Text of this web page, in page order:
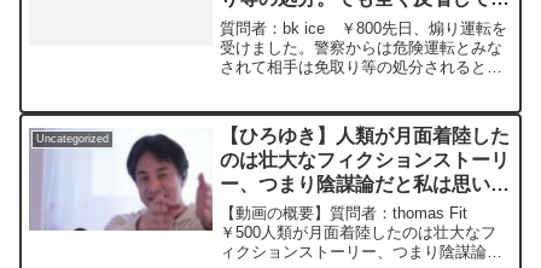
い。金銭的にさらなる制裁を加え
るにはどうしたらいいですか？
ー ひろゆき切り抜き
質問者：bk ice ￥800先日、煽り運転を
受けました。警察からは危険運転とみな
されて相手は免取り等の処分されると言
いませんでした。金銭的にさらなる制裁
を加えるにはど...
Uncategorized
【ひろゆき】人類が月面着陸した
のは壮大なフィクションストーリ
ー、つまり陰謀論だと私は思いま
す。ぴろゆきはどっちだと思いま
すか？ー ひろゆき切り抜き
20250505
【動画の概要】質問者：thomas Fit
￥500人類が月面着陸したのは壮大なフ
ィクションストーリー、つまり陰謀論だ